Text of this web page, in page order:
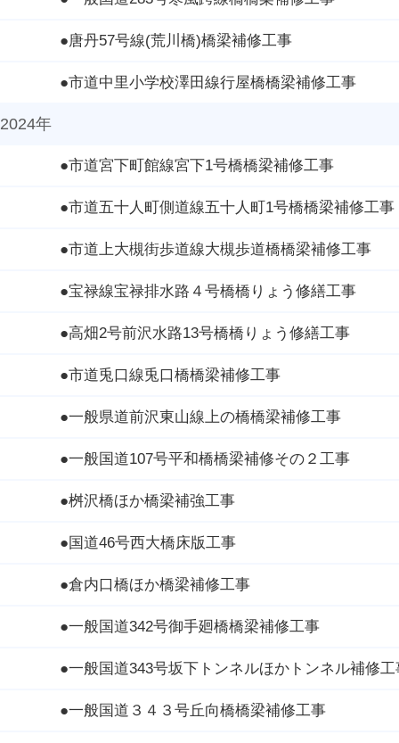
●唐丹57号線(荒川橋)橋梁補修工事
●市道中里小学校澤田線行屋橋橋梁補修工事
2024年
●市道宮下町館線宮下1号橋橋梁補修工事
●市道五十人町側道線五十人町1号橋橋梁補修工事
●市道上大槻街歩道線大槻歩道橋橋梁補修工事
●宝禄線宝禄排水路４号橋橋りょう修繕工事
●高畑2号前沢水路13号橋橋りょう修繕工事
●市道兎口線兎口橋橋梁補修工事
●一般県道前沢東山線上の橋橋梁補修工事
●一般国道107号平和橋橋梁補修その２工事
●桝沢橋ほか橋梁補強工事
●国道46号西大橋床版工事
●倉内口橋ほか橋梁補修工事
●一般国道342号御手廻橋橋梁補修工事
●一般国道343号坂下トンネルほかトンネル補修工
●一般国道３４３号丘向橋橋梁補修工事